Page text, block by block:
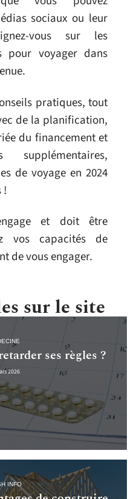
sociaux ou leur
vous sur les
pour voyager dans
pratiques, tout
de la planification,
du financement et
supplémentaires,
de voyage en 2024
!
et doit être
vos capacités de
de vous engager.
sur le site
ses règles ?
2026
INFO